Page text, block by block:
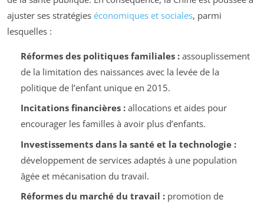
ajuster ses stratégies économiques et sociales, parmi
lesquelles :
Réformes des politiques familiales :assouplissement
de la limitation des naissances avec la levée de la
politique de l’enfant unique en 2015.
Incitations financières :allocations et aides pour
encourager les familles à avoir plus d’enfants.
Investissements dans la santé et la technologie :
développement de services adaptés à une population
âgée et mécanisation du travail.
Réformes du marché du travail :promotion de